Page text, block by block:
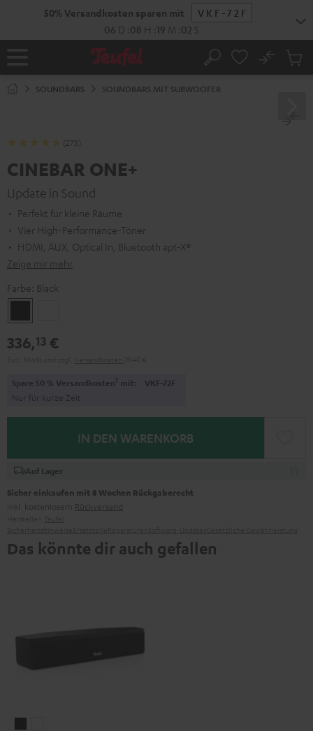
50% Versandkosten sparen mit
VKF-72F
06 D 08 H 19 M 01 S
Startseite Suche
No
SOUNDBARS SOUNDBARS MIT SUBWOOFER
(273)
CINEBAR ONE+
Update in Sound
Perfekt für kleine Räume
Vier High-Performance-Töner
HDMI, AUX, Optical In, Bluetooth apt-X®
Zeige mir mehr
Farbe: Black
336,13 €
Spare 50 % Versandkosten1 mit: VKF-72F
Nur für kurze Zeit
IN DEN WARENKORB
Auf Lager
Sicher einkaufen mit 8 Wochen Rückgaberecht
inkl. kostenlosem Rückversand
Das könnte dir auch gefallen